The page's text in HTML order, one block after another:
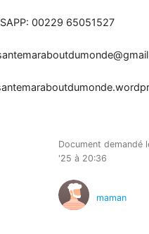
00229 65051527
Document demandé
'25 à 20:36
maman